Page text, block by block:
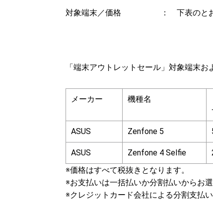
対象端末／価格 ： 下表のと
「端末アウトレットセール」対象端末お
メーカー 機種名
ASUS Zenfone 5
ASUS Zenfone 4 Selfie
※価格はすべて税抜きとなります。
※お支払いは一括払いか分割払いからお選
※クレジットカード会社による分割支払